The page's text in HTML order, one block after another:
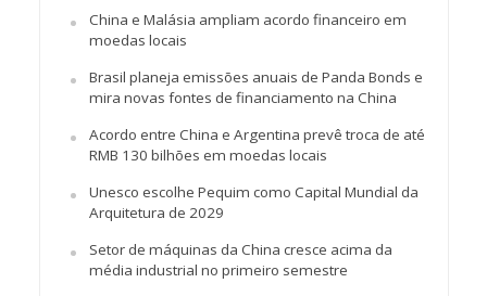
China e Malásia ampliam acordo financeiro em
moedas locais
Brasil planeja emissões anuais de Panda Bonds e
mira novas fontes de financiamento na China
Acordo entre China e Argentina prevê troca de até
RMB 130 bilhões em moedas locais
Unesco escolhe Pequim como Capital Mundial da
Arquitetura de 2029
Setor de máquinas da China cresce acima da
média industrial no primeiro semestre